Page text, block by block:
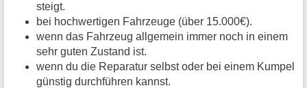
steigt.
bei hochwertigen Fahrzeuge (über 15.000€).
wenn das Fahrzeug allgemein immer noch in einem
sehr guten Zustand ist.
wenn du die Reparatur selbst oder bei einem Kumpel
günstig durchführen kannst.